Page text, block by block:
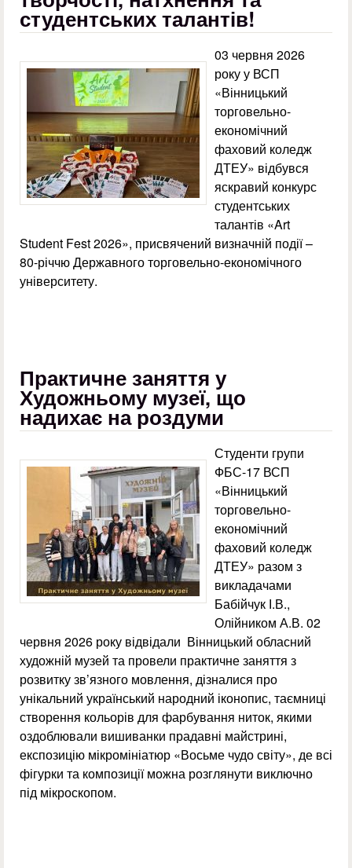
студентських талантів!
03 червня 2026
року у ВСП
«Вінницький
торговельно-
економічний
фаховий коледж
ДТЕУ» відбувся
яскравий конкурс
студентських
талантів «Art
Student Fest 2026», присвячений визначній події –
80-річчю Державного торговельно-економічного
університету.
Практичне заняття у
Художньому музеї, що
надихає на роздуми
Студенти групи
ФБС-17 ВСП
«Вінницький
торговельно-
економічний
фаховий коледж
ДТЕУ» разом з
викладачами
Бабійчук І.В.,
Олійником А.В. 02
червня 2026 року відвідали Вінницький обласний
художній музей та провели практичне заняття з
розвитку зв’язного мовлення, дізналися про
унікальний український народний іконопис, таємниці
створення кольорів для фарбування ниток, якими
оздоблювали вишиванки прадавні майстрині,
експозицію мікромініатюр «Восьме чудо світу», де всі
фігурки та композиції можна розглянути виключно
під мікроскопом.